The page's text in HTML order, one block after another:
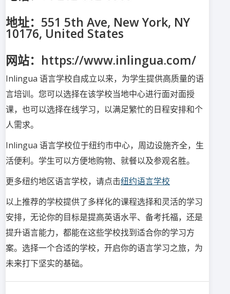
地址：551 5th Ave, New York, NY
10176, United States
网站：https://www.inlingua.com/
Inlingua 语言学校自成立以来，为学生提供高质量的语
言培训。您可以选择在该学校当地中心进行面对面授
课，也可以选择在线学习，以满足繁忙的日程安排和个
人需求。
Inlingua 语言学校位于纽约市中心，周边设施齐全，生
活便利。学生可以方便地购物、就餐以及参观名胜。
更多纽约地区语言学校，请点击纽约语言学校
以上推荐的学校提供了多样化的课程选择和灵活的学习
安排，无论你的目标是提高英语水平、备考托福，还是
提升语言能力，都能在这些学校找到适合你的学习方
案。选择一个合适的学校，开启你的语言学习之旅，为
未来打下坚实的基础。